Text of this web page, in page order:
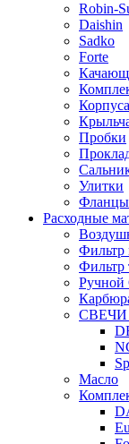
Robin-
Daishin
Sadko
Forte
Корпуса
Пробки
Улитки
Фланцы
Расходные
Фильтр
Фильтр
Ручной
СВЕЧИ
Масло